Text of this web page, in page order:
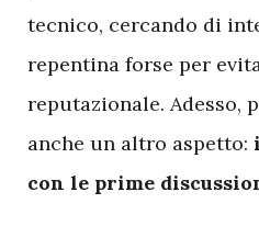
tecnico, cercando di
repentina forse per
reputazionale. Adesso,
anche un altro aspetto:
con le prime